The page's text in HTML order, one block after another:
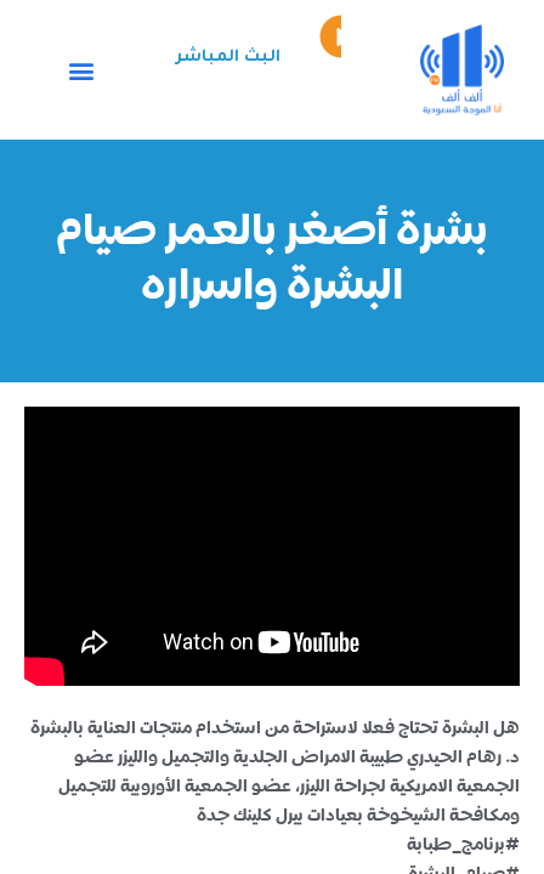
المحتوى
Episode
play
البث المباشر
بشرة أصغر بالعمر صيام
البشرة واسراره
هل البشرة تحتاج فعلا لاستراحة من استخدام منتجات العناية بالبشرة
د. رهام الحيدري طبيبة الامراض الجلدية والتجميل والليزر عضو
الجمعية الامريكية لجراحة الليزر، عضو الجمعية الأوروبية للتجميل
ومكافحة الشيخوخة بعيادات بيرل كلينك جدة
#برنامج_طبابة